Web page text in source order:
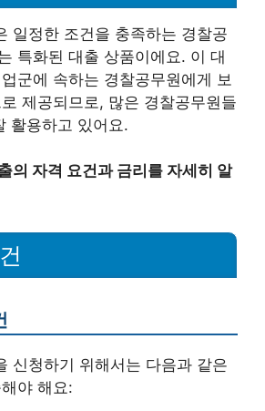
일정한 조건을 충족하는 경찰공
특화된 대출 상품이에요. 이 대
군에 속하는 경찰공무원에게 보
제공되므로, 많은 경찰공무원들
활용하고 있어요.
의 자격 요건과 금리를 자세히 알
신청하기 위해서는 다음과 같은
야 해요: